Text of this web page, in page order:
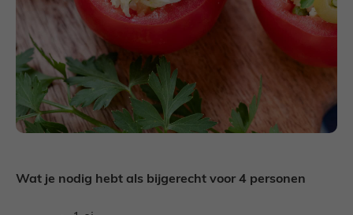
Wat je nodig hebt als bijgerecht voor 4 personen